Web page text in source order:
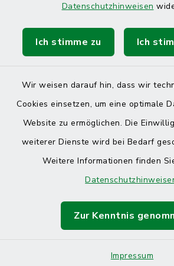
Datenschutzhinweisen
Ich stimme zu Ich
Wir weisen darauf hin, dass wir
Cookies einsetzen, um eine optimale
Website zu ermöglichen. Die
weiterer Dienste wird bei Bedarf
Weitere Informationen finden
Zur Kenntnis
Impressum
Kontakt
Datenschutz
Impressum
Sitemap
Cookie-